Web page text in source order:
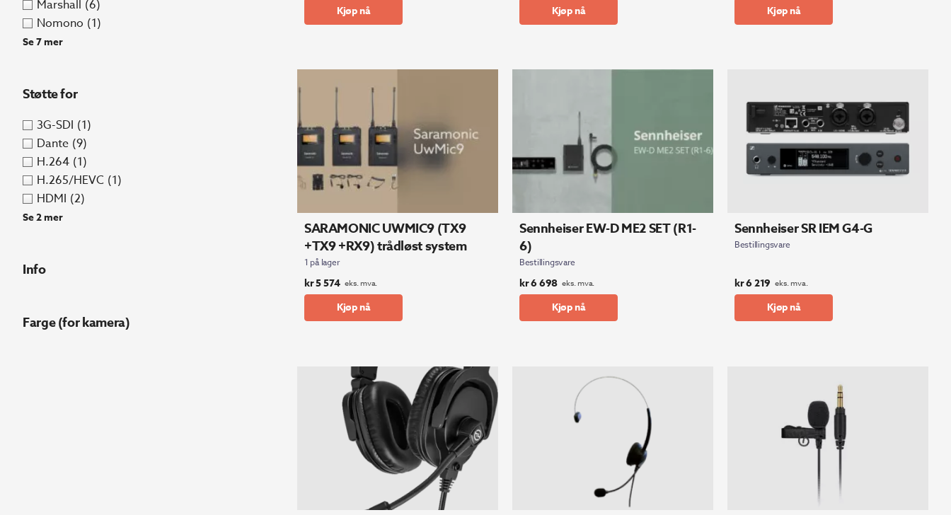
Kjøp nå Kjøp nå Kjøp nå
SARAMONIC UWMIC9 (TX9
+TX9 +RX9) trådløst system
1 på lager
kr5 574 eks. mva.
Kjøp nå
Sennheiser EW-D ME2 SET (R1-
6)
Bestillingsvare
kr6 698 eks. mva.
Kjøp nå
Sennheiser SR IEM G4-G
Bestillingsvare
kr6 219 eks. mva.
Kjøp nå
Marshall (6)
Nomono (1)
Se 7 mer
Støtte for
3G-SDI (1)
Dante (9)
H.264 (1)
H.265/HEVC (1)
HDMI (2)
Se 2 mer
Info
Farge (for kamera)